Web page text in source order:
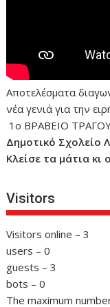
Αποτελέσματα
νέα γενιά για την
1ο ΒΡΑΒΕΙΟ
Δημοτικό Σχολείο
Κλείσε τα μάτια κι
Visitors
Visitors online – 3
users – 0
guests – 3
bots – 0
The maximum